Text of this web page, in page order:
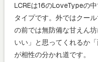
LCREは16のLoveTypeの
タイプです。外ではクー
の前では無防備な甘えん
いい」と思ってくれるか
が相性の分かれ道です。